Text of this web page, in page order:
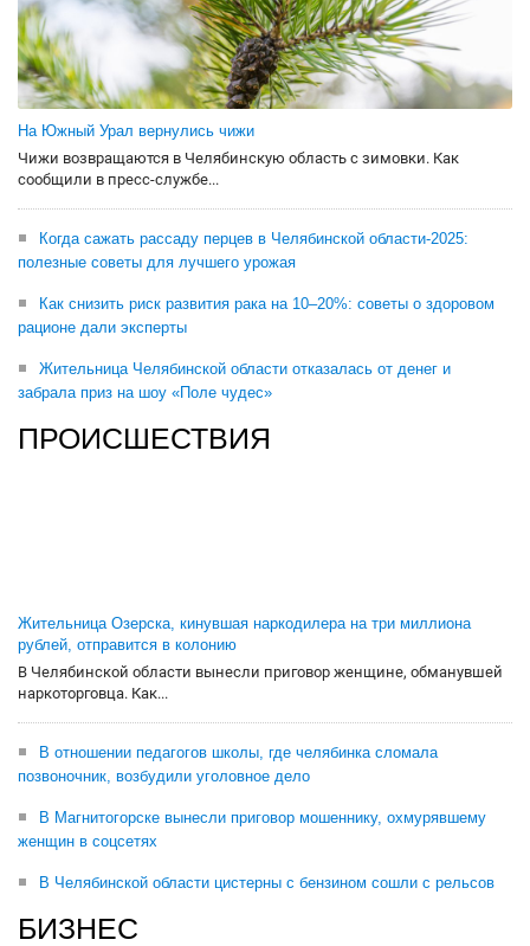
На Южный Урал вернулись чижи
Чижи возвращаются в Челябинскую область с зимовки. Как
сообщили в пресс-службе...
Когда сажать рассаду перцев в Челябинской области-2025:
полезные советы для лучшего урожая
Как снизить риск развития рака на 10–20%: советы о здоровом
рационе дали эксперты
Жительница Челябинской области отказалась от денег и
забрала приз на шоу «Поле чудес»
ПРОИСШЕСТВИЯ
Жительница Озерска, кинувшая наркодилера на три миллиона
рублей, отправится в колонию
В Челябинской области вынесли приговор женщине, обманувшей
наркоторговца. Как...
В отношении педагогов школы, где челябинка сломала
позвоночник, возбудили уголовное дело
В Магнитогорске вынесли приговор мошеннику, охмурявшему
женщин в соцсетях
В Челябинской области цистерны с бензином сошли с рельсов
БИЗНЕС